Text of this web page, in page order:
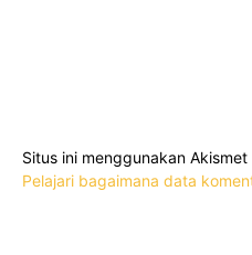
Situs ini menggunakan
Pelajari bagaimana data